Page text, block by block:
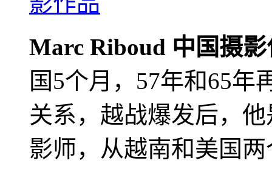
Marc Riboud 中国摄
国5个月，57年和65年
关系，越战爆发后，
影师，从越南和美国